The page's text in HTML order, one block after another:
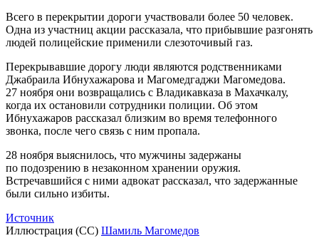
Всего в перекрытии дороги участвовали более 50 человек.
Одна из участниц акции рассказала, что прибывшие разгонять
людей полицейские применили слезоточивый газ.
Перекрывавшие дорогу люди являются родственниками
Джабраила Ибнухажарова и Магомедгаджи Магомедова.
27 ноября они возвращались с Владикавказа в Махачкалу,
когда их остановили сотрудники полиции. Об этом
Ибнухажаров рассказал близким во время телефонного
звонка, после чего связь с ним пропала.
28 ноября выяснилось, что мужчины задержаны
по подозрению в незаконном хранении оружия.
Встречавшийся с ними адвокат рассказал, что задержанные
были сильно избиты.
Источник
Иллюстрация (СС) Шамиль Магомедов